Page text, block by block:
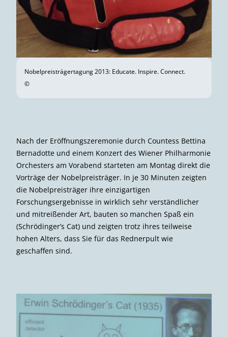
Nobelpreisträgertagung 2013: Educate. Inspire. Connect.
©
Nach der Eröffnungszeremonie durch Countess Bettina
Bernadotte und einem Konzert des Wiener Philharmonie
Orchesters am Vorabend starteten am Montag direkt die
Vorträge der Nobelpreisträger. In je 30 Minuten zeigten
die Nobelpreisträger ihre einzigartigen
Forschungsergebnisse in wirklich sehr verständlicher
und mitreißender Art, bauten so manchen Spaß ein
(Schrödinger’s Cat) und zeigten trotz ihres teilweise
hohen Alters, dass Sie für das Rednerpult wie
geschaffen sind.